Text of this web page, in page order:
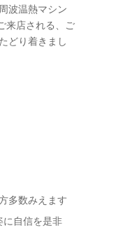
波温熱マシン
来店される、ご
どり着きまし
多数みえます
に自信を是非